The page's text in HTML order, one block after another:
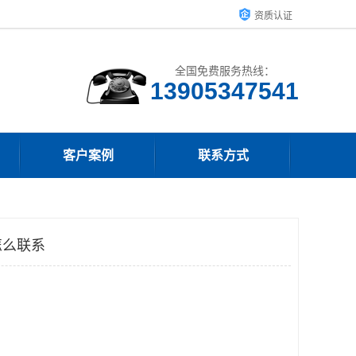
资质认证
全国免费服务热线：
13905347541
客户案例 联系方式
联系